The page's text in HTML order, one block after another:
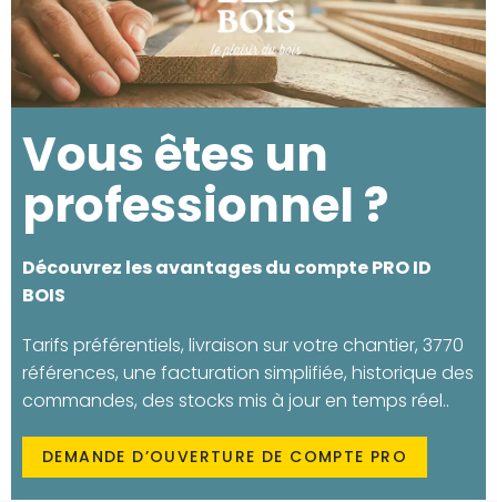
Vous êtes un
professionnel ?
Découvrez les avantages du compte PRO ID
BOIS
Tarifs préférentiels, livraison sur votre chantier, 3770
références, une facturation simplifiée, historique des
commandes, des stocks mis à jour en temps réel..
DEMANDE D’OUVERTURE DE COMPTE PRO